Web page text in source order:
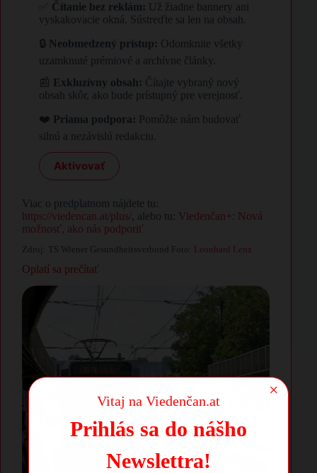
Čítanie bez reklám: Už žiadne bannery ani
vyskakovacie okná. Sústreďte sa len na obsah.
🔒 Neobmedzený prístup: Odomknite všetky
uzamknuté prémiové a archívne články.
📰 Exkluzívny obsah: Čítajte vybraný nový
obsah skôr, ako bude prístupný pre verejnosť.
❤️ Priama podpora: Pomôžte nám budovať
silnú a nezávislú redakciu.
Aktivovať
Viac o predplatnom nájdete tu:
https://viedencan.at/plus/, alebo tu: Viedenčan+: Nová
možnosť, ako nás podporiť
Zdroj: TS Wiener Gesundheitsverbund Foto: Leonhard Lenz
Oplatí sa prečítať
Vitaj na Viedenčan.at
Prihlás sa do nášho
Newslettra!
×